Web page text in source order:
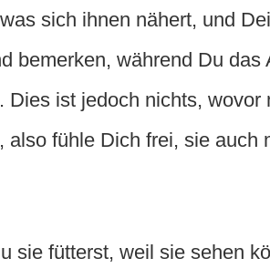
sich ihnen nähert, und
bemerken, während Du das
ist jedoch nichts, wovor
fühle Dich frei, sie auch
sie fütterst, weil sie sehen